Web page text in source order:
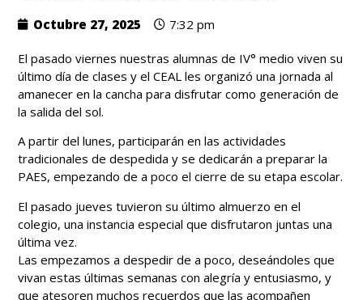
Octubre 27, 2025 7:32 pm
El pasado viernes nuestras alumnas de IV° medio viven su
último día de clases y el CEAL les organizó una jornada al
amanecer en la cancha para disfrutar como generación de
la salida del sol.
A partir del lunes, participarán en las actividades
tradicionales de despedida y se dedicarán a preparar la
PAES, empezando de a poco el cierre de su etapa escolar.
El pasado jueves tuvieron su último almuerzo en el
colegio, una instancia especial que disfrutaron juntas una
última vez.
Las empezamos a despedir de a poco, deseándoles que
vivan estas últimas semanas con alegría y entusiasmo, y
que atesoren muchos recuerdos que las acompañen